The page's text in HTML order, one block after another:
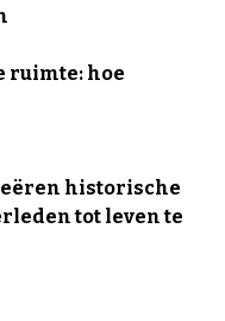
ruimte: hoe
historische
tot leven te